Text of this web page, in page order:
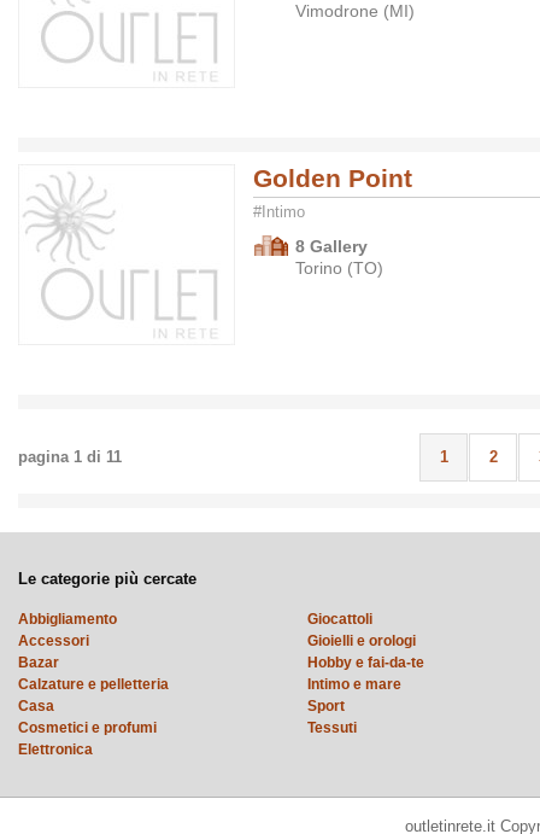
Vimodrone (MI)
Golden Point
#Intimo
8 Gallery
Torino (TO)
pagina 1 di 11 1 2
Le categorie più cercate
Abbigliamento
Accessori
Bazar
Calzature e pelletteria
Casa
Cosmetici e profumi
Elettronica
Giocattoli
Gioielli e orologi
Hobby e fai-da-te
Intimo e mare
Sport
Tessuti
outletinrete.it